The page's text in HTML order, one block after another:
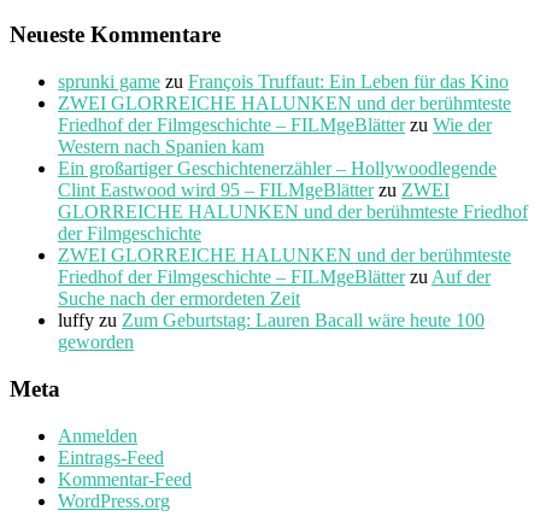
Neueste Kommentare
sprunki game zu François Truffaut: Ein Leben für das Kino
ZWEI GLORREICHE HALUNKEN und der berühmteste
Friedhof der Filmgeschichte – FILMgeBlätterzu Wie der
Western nach Spanien kam
Ein großartiger Geschichtenerzähler – Hollywoodlegende
Clint Eastwood wird 95 – FILMgeBlätterzu ZWEI
GLORREICHE HALUNKEN und der berühmteste Friedhof
der Filmgeschichte
ZWEI GLORREICHE HALUNKEN und der berühmteste
Friedhof der Filmgeschichte – FILMgeBlätterzu Auf der
Suche nach der ermordeten Zeit
luffy zu Zum Geburtstag: Lauren Bacall wäre heute 100
geworden
Meta
Anmelden
Eintrags-Feed
Kommentar-Feed
WordPress.org